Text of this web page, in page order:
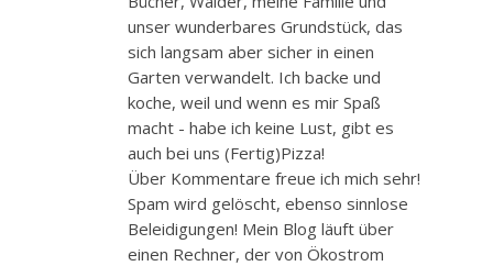
unser wunderbares Grundstück, das
sich langsam aber sicher in einen
Garten verwandelt. Ich backe und
koche, weil und wenn es mir Spaß
macht - habe ich keine Lust, gibt es
auch bei uns (Fertig)Pizza!
Über Kommentare freue ich mich sehr!
Spam wird gelöscht, ebenso sinnlose
Beleidigungen! Mein Blog läuft über
einen Rechner, der von Ökostrom